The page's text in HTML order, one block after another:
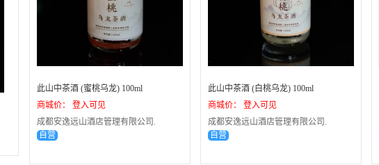
此山中茶酒 (蜜桃乌龙) 100ml
商城价： 登入可见
成都安逸远山酒店管理有限公司.
自营
此山中茶酒 (白桃乌龙) 100ml
商城价： 登入可见
成都安逸远山酒店管理有限公司.
自营